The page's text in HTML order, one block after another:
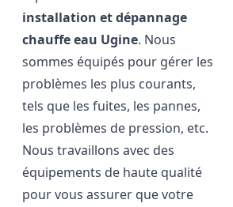
installation et dépannage
chauffe eau Ugine. Nous
sommes équipés pour gérer les
problèmes les plus courants,
tels que les fuites, les pannes,
les problèmes de pression, etc.
Nous travaillons avec des
équipements de haute qualité
pour vous assurer que votre